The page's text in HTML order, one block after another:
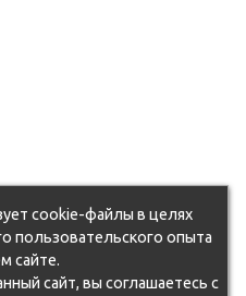
cookie-файлы в целях
пользовательского опыта
сайте.
сайт, вы соглашаетесь с